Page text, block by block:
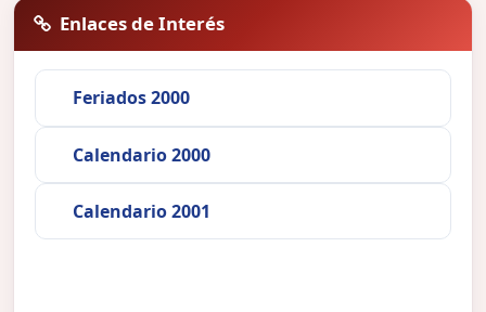
Enlaces de Interés
Feriados 2000
Calendario 2000
Calendario 2001